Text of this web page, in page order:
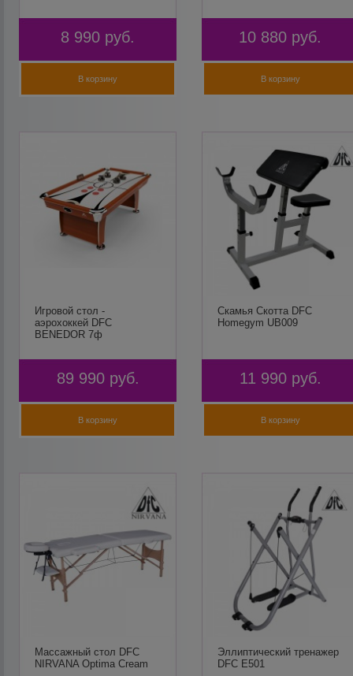
8 990 руб.
В корзину
10 880 руб.
В корзину
Игровой стол -
аэрохоккей DFC
BENEDOR 7ф
89 990 руб.
В корзину
Скамья Скотта DFC
Homegym UB009
11 990 руб.
В корзину
Массажный стол DFC
NIRVANA Optima Cream
Эллиптический тренажер
DFC E501